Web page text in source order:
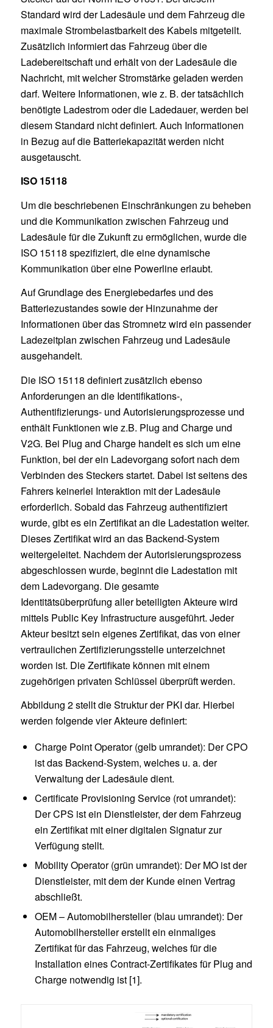
Standard wird der Ladesäule und dem Fahrzeug die
maximale Strombelastbarkeit des Kabels mitgeteilt.
Zusätzlich informiert das Fahrzeug über die
Ladebereitschaft und erhält von der Ladesäule die
Nachricht, mit welcher Stromstärke geladen werden
darf. Weitere Informationen, wie z. B. der tatsächlich
benötigte Ladestrom oder die Ladedauer, werden bei
diesem Standard nicht definiert. Auch Informationen
in Bezug auf die Batteriekapazität werden nicht
ausgetauscht.
ISO 15118
Um die beschriebenen Einschränkungen zu beheben
und die Kommunikation zwischen Fahrzeug und
Ladesäule für die Zukunft zu ermöglichen, wurde die
ISO 15118 spezifiziert, die eine dynamische
Kommunikation über eine Powerline erlaubt.
Auf Grundlage des Energiebedarfes und des
Batteriezustandes sowie der Hinzunahme der
Informationen über das Stromnetz wird ein passender
Ladezeitplan zwischen Fahrzeug und Ladesäule
ausgehandelt.
Die ISO 15118 definiert zusätzlich ebenso
Anforderungen an die Identifikations-,
Authentifizierungs- und Autorisierungsprozesse und
enthält Funktionen wie z.B. Plug and Charge und
V2G. Bei Plug and Charge handelt es sich um eine
Funktion, bei der ein Ladevorgang sofort nach dem
Verbinden des Steckers startet. Dabei ist seitens des
Fahrers keinerlei Interaktion mit der Ladesäule
erforderlich. Sobald das Fahrzeug authentifiziert
wurde, gibt es ein Zertifikat an die Ladestation weiter.
Dieses Zertifikat wird an das Backend-System
weitergeleitet. Nachdem der Autorisierungsprozess
abgeschlossen wurde, beginnt die Ladestation mit
dem Ladevorgang. Die gesamte
Identitätsüberprüfung aller beteiligten Akteure wird
mittels Public Key Infrastructure ausgeführt. Jeder
Akteur besitzt sein eigenes Zertifikat, das von einer
vertraulichen Zertifizierungsstelle unterzeichnet
worden ist. Die Zertifikate können mit einem
zugehörigen privaten Schlüssel überprüft werden.
Abbildung 2 stellt die Struktur der PKI dar. Hierbei
werden folgende vier Akteure definiert:
Charge Point Operator (gelb umrandet): Der CPO
ist das Backend-System, welches u. a. der
Verwaltung der Ladesäule dient.
Certificate Provisioning Service (rot umrandet):
Der CPS ist ein Dienstleister, der dem Fahrzeug
ein Zertifikat mit einer digitalen Signatur zur
Verfügung stellt.
Mobility Operator (grün umrandet): Der MO ist der
Dienstleister, mit dem der Kunde einen Vertrag
abschließt.
OEM – Automobilhersteller (blau umrandet): Der
Automobilhersteller erstellt ein einmaliges
Zertifikat für das Fahrzeug, welches für die
Installation eines Contract-Zertifikates für Plug and
Charge notwendig ist [1].